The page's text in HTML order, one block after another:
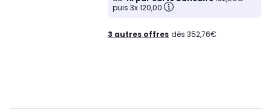
puis 3x 120,00
3 autres offres dès 352,76€